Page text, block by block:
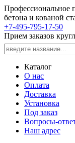
Профессиональное
бетона и кованой
+7-495-795-17-50
Прием заказов
Каталог
О нас
Оплата
Доставка
Установка
Под заказ
Вопросы-
Наш адрес